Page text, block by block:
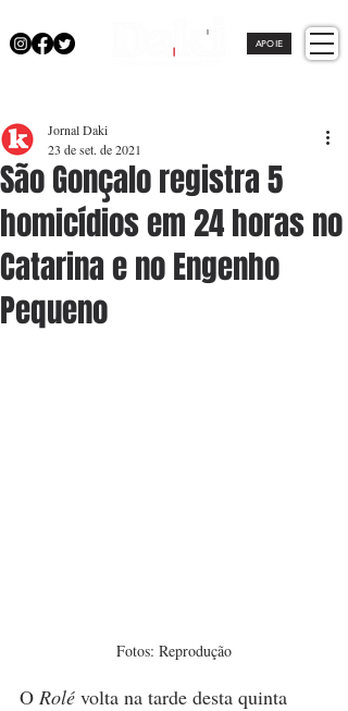
APOIE
São Gonçalo registra 5
homicídios em 24 horas no
Catarina e no Engenho
Pequeno
Jornal Daki
23 de set. de 2021
Fotos: Reprodução
O Rolé volta na tarde desta quinta